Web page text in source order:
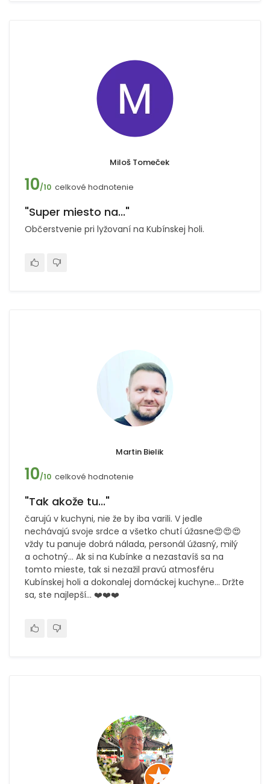
Miloš Tomeček
10/10 celkové hodnotenie
"Super miesto na..."
Občerstvenie pri lyžovaní na Kubínskej holi.
Martin Bielik
10/10 celkové hodnotenie
"Tak akože tu..."
čarujú v kuchyni, nie že by iba varili. V jedle
nechávajú svoje srdce a všetko chutí úžasne😍😍😍
vždy tu panuje dobrá nálada, personál úžasný, milý
a ochotný... Ak si na Kubínke a nezastavíš sa na
tomto mieste, tak si nezažil pravú atmosféru
Kubínskej holi a dokonalej domáckej kuchyne... Držte
sa, ste najlepší... ❤️❤️❤️